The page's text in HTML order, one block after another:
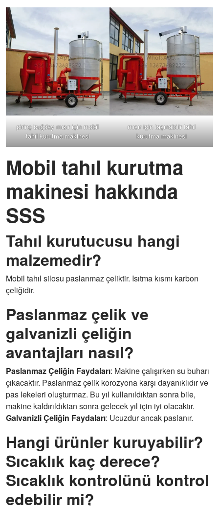
pirinç buğday mısır için mobil
tahıl kurutma makinesi
mısır için taşınabilir tahıl
kurutma makinesi
Mobil tahıl kurutma
makinesi hakkında
SSS
Tahıl kurutucusu hangi
malzemedir?
Mobil tahıl silosu paslanmaz çeliktir. Isıtma kısmı karbon
çeliğidir.
Paslanmaz çelik ve
galvanizli çeliğin
avantajları nasıl?
Paslanmaz Çeliğin Faydaları: Makine çalışırken su buharı
çıkacaktır. Paslanmaz çelik korozyona karşı dayanıklıdır ve
pas lekeleri oluşturmaz. Bu yıl kullanıldıktan sonra bile,
makine kaldırıldıktan sonra gelecek yıl için iyi olacaktır.
Galvanizli Çeliğin Faydaları: Ucuzdur ancak paslanır.
Hangi ürünler kuruyabilir?
Sıcaklık kaç derece?
Sıcaklık kontrolünü kontrol
edebilir mi?